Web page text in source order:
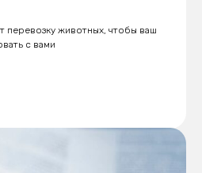
перевозку животных, чтобы ваш
с вами